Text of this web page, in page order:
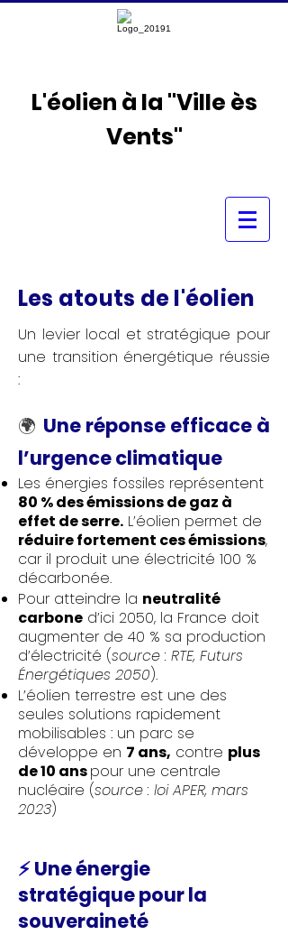
L'éolien à la "Ville ès
Vents"
Les atouts de l'éolien
Un levier local et stratégique pour
une transition énergétique réussie
:
🌍 Une réponse efficace à
l’urgence climatique
Les énergies fossiles représentent
80 % des émissions de gaz à
effet de serre. L’éolien permet de
réduire fortement ces émissions,
car il produit une électricité 100 %
décarbonée.
Pour atteindre la neutralité
carbone d’ici 2050, la France doit
augmenter de 40 % sa production
d’électricité (source : RTE, Futurs
Énergétiques 2050).
L’éolien terrestre est une des
seules solutions rapidement
mobilisables : un parc se
développe en 7 ans, contre plus
de 10 anspour une centrale
nucléaire (source : loi APER, mars
2023)
⚡Une énergie
stratégique pour la
souveraineté